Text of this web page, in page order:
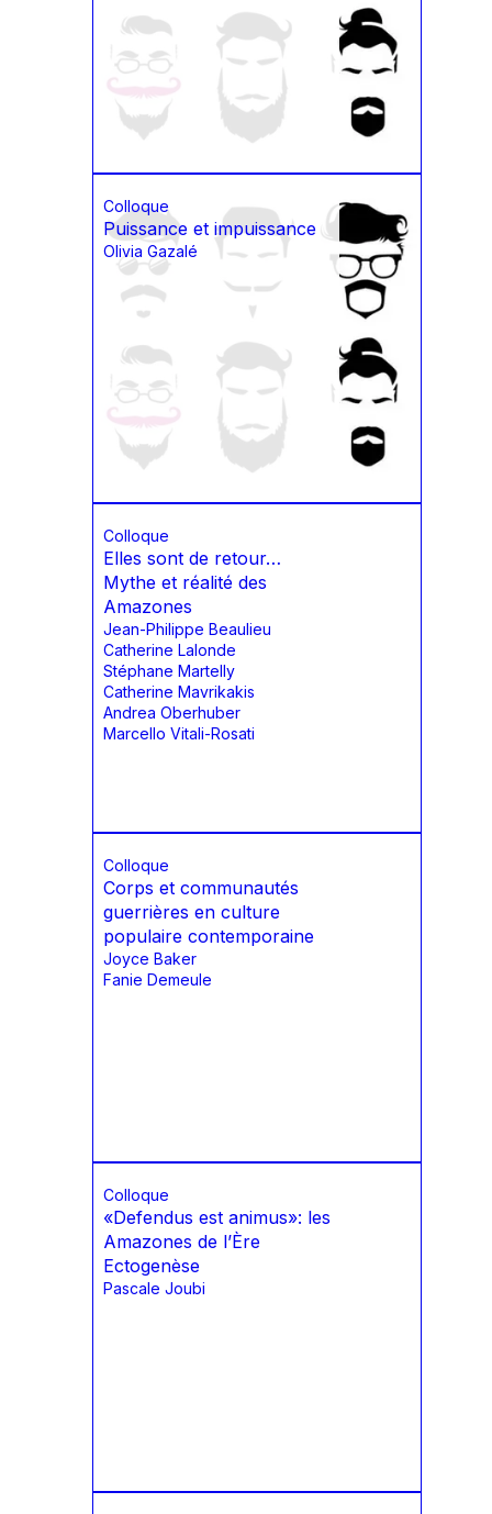
Colloque
Puissance et impuissance
Olivia Gazalé
Colloque
Elles sont de retour…
Mythe et réalité des
Amazones
Jean-Philippe Beaulieu
Catherine Lalonde
Stéphane Martelly
Catherine Mavrikakis
Andrea Oberhuber
Marcello Vitali-Rosati
Colloque
Corps et communautés
guerrières en culture
populaire contemporaine
Joyce Baker
Fanie Demeule
Colloque
«Defendus est animus»: les
Amazones de l’Ère
Ectogenèse
Pascale Joubi